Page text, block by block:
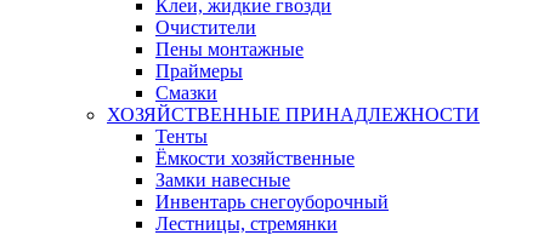
Клеи, жидкие гвозди
Очистители
Пены монтажные
Праймеры
Смазки
ХОЗЯЙСТВЕННЫЕ ПРИНАДЛЕЖНОСТИ
Тенты
Ёмкости хозяйственные
Замки навесные
Инвентарь снегоуборочный
Лестницы, стремянки